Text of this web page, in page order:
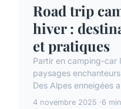
Road trip
hiver :
et pratiques
Partir en camping-car
paysages
Des Alpes enneigées
4 novembre 2025 6